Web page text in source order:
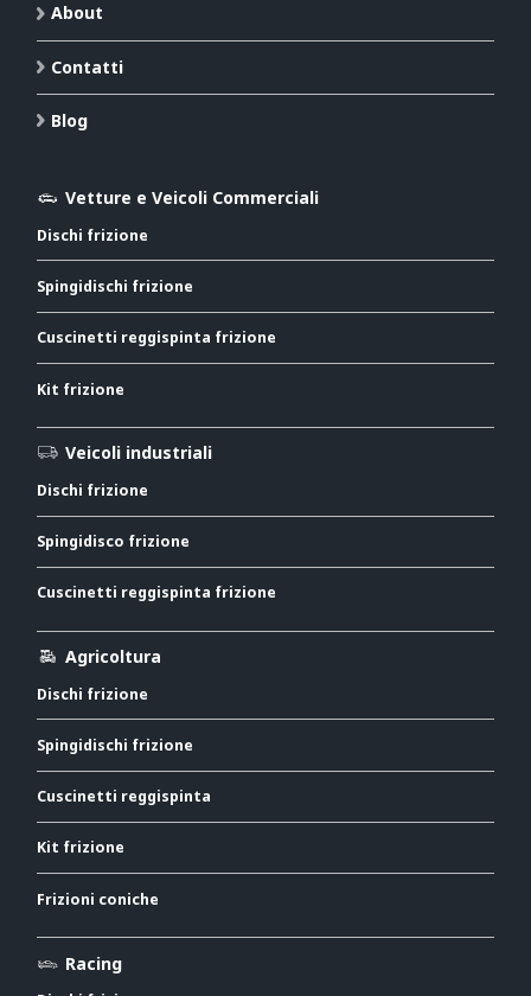
About
Contatti
Blog
Vetture e Veicoli Commerciali
Dischi frizione
Spingidischi frizione
Cuscinetti reggispinta frizione
Kit frizione
Veicoli industriali
Dischi frizione
Spingidisco frizione
Cuscinetti reggispinta frizione
Agricoltura
Dischi frizione
Spingidischi frizione
Cuscinetti reggispinta
Kit frizione
Frizioni coniche
Racing